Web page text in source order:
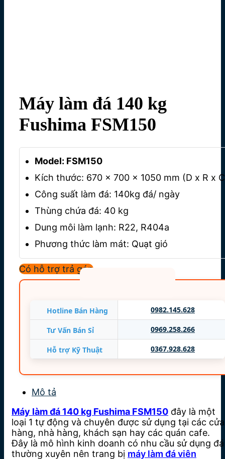
Máy làm đá 140 kg
Fushima FSM150
Model: FSM150
Kích thước: 670 x 700 x 1050 mm (D x R x
Công suất làm đá: 140kg đá/ ngày
Thùng chứa đá: 40 kg
Dung môi làm lạnh: R22, R404a
Phương thức làm mát: Quạt gió
Điện áp: 220V/1P/50Hz
Công suất: 850 W
Có hỗ trợ trả góp
Hotline Bán Hàng 0982.145.628
Tư Vấn Bán Sỉ 0969.258.266
Hỗ trợ Kỹ Thuật 0367.928.628
Mô tả
Máy làm đá 140 kg Fushima FSM150 đây là một
loại 1 tự động và chuyên được sử dụng tại các cửa
hàng, nhà hàng, khách sạn hay các quán cafe.
Đây là mô hình kinh doanh có nhu cầu sử dụng đá
thường xuyên nên trang bị máy làm đá viên